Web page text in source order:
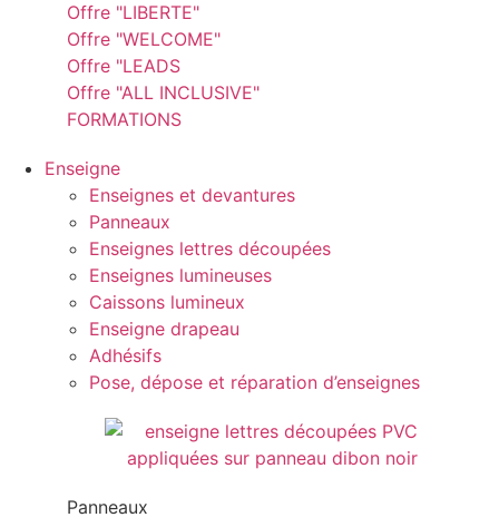
Offre "LIBERTE"
Offre "WELCOME"
Offre "LEADS
Offre "ALL INCLUSIVE"
FORMATIONS
Enseigne
Enseignes et devantures
Panneaux
Enseignes lettres découpées
Enseignes lumineuses
Caissons lumineux
Enseigne drapeau
Adhésifs
Pose, dépose et réparation d’enseignes
Panneaux